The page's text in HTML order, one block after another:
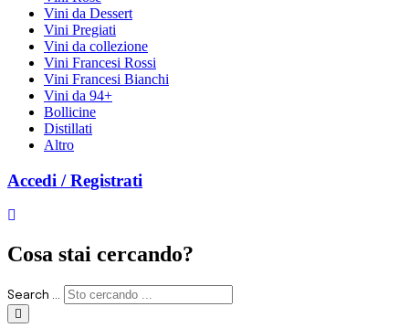
Vini da Dessert
Vini Pregiati
Vini da collezione
Vini Francesi Rossi
Vini Francesi Bianchi
Vini da 94+
Bollicine
Distillati
Altro
Accedi / Registrati
Cosa stai cercando?
Search ...